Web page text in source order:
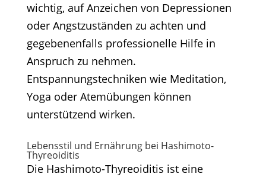
wichtig, auf Anzeichen von Depressionen
oder Angstzuständen zu achten und
gegebenenfalls professionelle Hilfe in
Anspruch zu nehmen.
Entspannungstechniken wie Meditation,
Yoga oder Atemübungen können
unterstützend wirken.​
Lebensstil und Ernährung bei Hashimoto-
Thyreoiditis
Die Hashimoto-Thyreoiditis ist eine